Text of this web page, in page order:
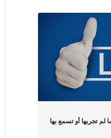
لم تجربها أو تسمع بها